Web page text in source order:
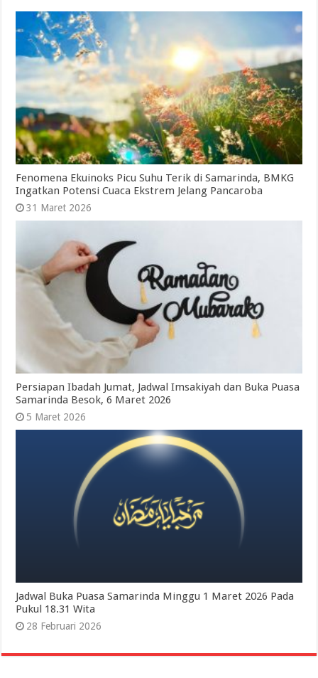
Fenomena Ekuinoks Picu Suhu Terik di Samarinda, BMKG
Ingatkan Potensi Cuaca Ekstrem Jelang Pancaroba
31 Maret 2026
Persiapan Ibadah Jumat, Jadwal Imsakiyah dan Buka Puasa
Samarinda Besok, 6 Maret 2026
5 Maret 2026
Jadwal Buka Puasa Samarinda Minggu 1 Maret 2026 Pada
Pukul 18.31 Wita
28 Februari 2026